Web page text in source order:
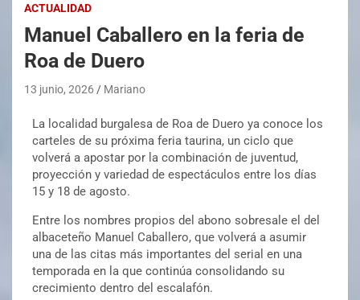
ACTUALIDAD
Manuel Caballero en la feria de
Roa de Duero
13 junio, 2026 Mariano
La localidad burgalesa de Roa de Duero ya conoce los
carteles de su próxima feria taurina, un ciclo que
volverá a apostar por la combinación de juventud,
proyección y variedad de espectáculos entre los días
15 y 18 de agosto.
Entre los nombres propios del abono sobresale el del
albaceteño Manuel Caballero, que volverá a asumir
una de las citas más importantes del serial en una
temporada en la que continúa consolidando su
crecimiento dentro del escalafón.